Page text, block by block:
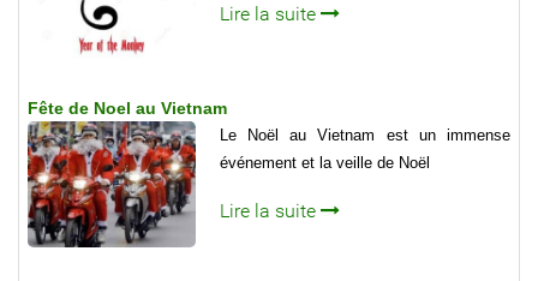
Lire la suite
Fête de Noel au Vietnam
Le Noël au Vietnam est un immense
événement et la veille de Noël
Lire la suite